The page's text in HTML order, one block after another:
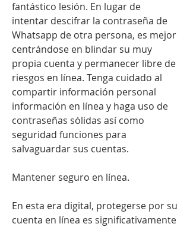
fantástico lesión. En lugar de
intentar descifrar la contraseña de
Whatsapp de otra persona, es mejor
centrándose en blindar su muy
propia cuenta y permanecer libre de
riesgos en línea. Tenga cuidado al
compartir información personal
información en línea y haga uso de
contraseñas sólidas así como
seguridad funciones para
salvaguardar sus cuentas.
Mantener seguro en línea.
En esta era digital, protegerse por su
cuenta en línea es significativamente